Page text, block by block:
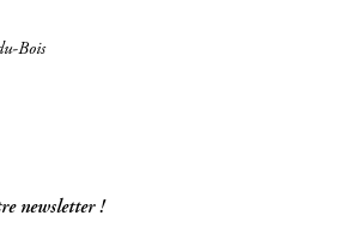
Bois
newsletter !